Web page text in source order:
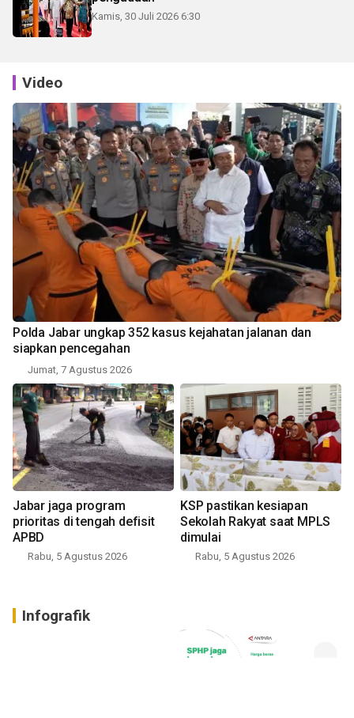
Kamis, 30 Juli 2026 6:30
Video
Polda Jabar ungkap 352 kasus kejahatan jalanan dan
siapkan pencegahan
Jumat, 7 Agustus 2026
Jabar jaga program
prioritas di tengah defisit
APBD
Rabu, 5 Agustus 2026
KSP pastikan kesiapan
Sekolah Rakyat saat MPLS
dimulai
Rabu, 5 Agustus 2026
Infografik